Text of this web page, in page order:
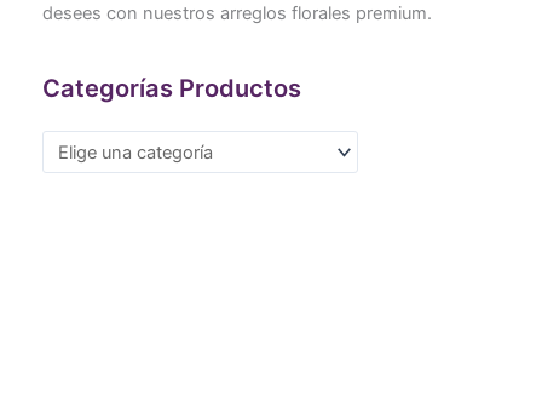
desees con nuestros arreglos florales premium.
Categorías Productos